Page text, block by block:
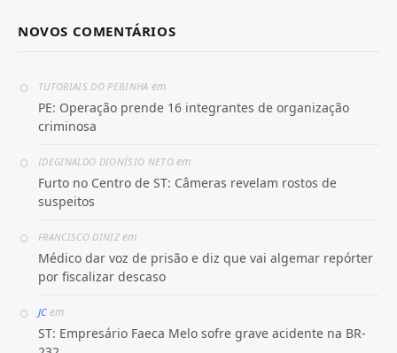
NOVOS COMENTÁRIOS
TUTORIAIS DO PEBINHA em
PE: Operação prende 16 integrantes de organização
criminosa
IDEGINALDO DIONÍSIO NETOem
Furto no Centro de ST: Câmeras revelam rostos de
suspeitos
FRANCISCO DINIZem
Médico dar voz de prisão e diz que vai algemar repórter
por fiscalizar descaso
JCem
ST: Empresário Faeca Melo sofre grave acidente na BR-